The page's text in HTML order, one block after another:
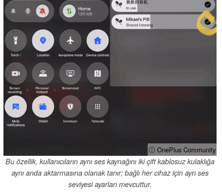
ⓘ OnePlus Community
Bu özellik, kullanıcıların aynı ses kaynağını iki çift kablosuz kulaklığa
aynı anda aktarmasına olanak tanır; bağlı her cihaz için ayrı ses
seviyesi ayarları mevcuttur.